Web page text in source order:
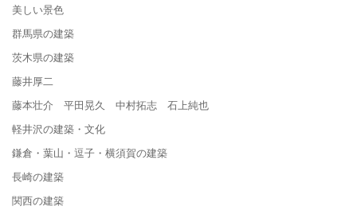
美しい景色
群馬県の建築
茨木県の建築
藤井厚二
藤本壮介 平田晃久 中村拓志 石上純也
軽井沢の建築・文化
鎌倉・葉山・逗子・横須賀の建築
長崎の建築
関西の建築